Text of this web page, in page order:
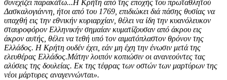
συνεχίζει παρακάτω...Η Κρήτη από της εποχής του πρωταθλητού
Δασκαλογιάννη, ήτοι από του 1769, επιδιώκει διά πάσης θυσίας να
υπαχθή εις την εθνικήν κυριαρχίαν, θέλει να ίδη την κυανόλευκον
σταυροφόρον Ελληνικήν σημαίαν κυματίζουσαν από άκρου εις
άκρον αυτής, θέλει να τεθή υπό τον αιματόπλαστον θρόνον της
Ελλάδος. Η Κρήτη ουδέν έχει, εάν μη έχη την ένωσιν μετά της
ελευθέρας Ελλάδος.Μάτην λοιπόν κοπιώσιν οι ανανεούντες τας
αλύσεις της δουλείας. Εκ της τέφρας των οστών των μαρτύρων της
νέοι μάρτυρες αναγεννώνται».